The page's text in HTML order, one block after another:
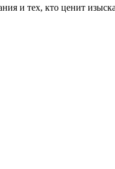
и тех, кто ценит